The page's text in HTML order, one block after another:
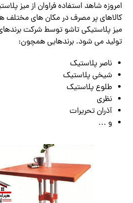
امروزه شاهد استفاده فراوان از میز
کالاهای پر مصرف در مکان های مختلف
میز پلاستیکی تاشو توسط شرکت برندهای
تولید می شود. برندهایی همچون:
ناصر پلاستیک
شیخی پلاستیک
طلوع پلاستیک
نظری
آذران تحریرات
و …